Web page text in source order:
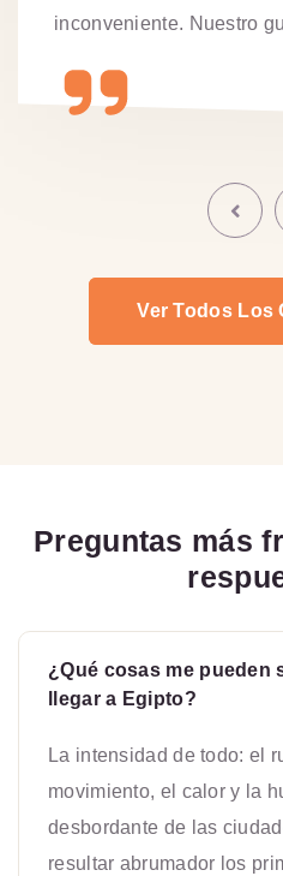
inconveniente. Nuestro
Ver Todos Los
Preguntas más
¿Qué cosas me pueden
llegar a Egipto?
La intensidad de todo: el
movimiento, el calor y la
desbordante de las
resultar abrumador los